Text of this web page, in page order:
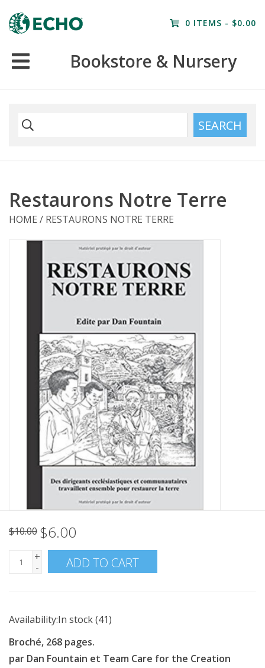
0 ITEMS - $0.00
Bookstore & Nursery
Home
SEARCH
Restaurons Notre Terre
HOME / RESTAURONS NOTRE TERRE
$10.00 $6.00
+
-
ADD TO CART
Availability:In stock(41)
Broché, 268 pages.
par Dan Fountain et Team Care for the Creation